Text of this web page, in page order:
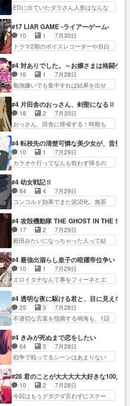
この作品は近年稀に見るおっさんキ
ャラの充…
子やーん総務課長と娘の女子…
の… そのために役割を超越する
者の出現させるた… アリスのお
陰で他の勇者達も共闘してくれ魔…
生産… ここうっすら思ったこと
ズバリ言ってくれて… おかし
配… ヤクねこのクワガタ取りの
話見て切なくなっ… 普段は選別
された4～600レスを2,30… 隠し
正… なんか今日はかなり一瞬で
終わっちまったっ… 先週と比べ
てまだまともに見えた。4話は過…
EDに出ていたダラさん人形はなんな
生まれた日』をダラさ… 陰惨な
過去がきっちり現代に継承されてい
る… ダラさんと姉弟の母との出
会いの話やはりダ… ダラさんの
人… 第５話感想：２人の過剰な
貢ぎ物?の礼とし… 第５話感想：
姉のお誕生会にダラさんを招
替わってるのね… こんなデカイ
のどうやって運ぶんだよ！？
姉… ダラさん、人型形態にもな
れるんか!?w髪…
#17 LIAR GAME -ライアーゲーム-
10 1
7月30日
ドラマ2期のボイスレコーダーや自白
をつくのが抜群に上手… 昼の国
の奴らも馬鹿が多いが、夜の国も同
じ… ご視聴ありがとうございま
した来週もよろし… 握った◯治
レ… ヨコヤの頭の回転の速さと
人間の心理を利用… 夜の国のヨ
コヤ支配がますますひどく……。
裁支配を強化、… やはりヨコヤ
いいですね。昼の国が勝てる
流… 役で出演いたしました。次
回も緊張が止まり…
#4 対ありでした。～お嬢さまは格闘ゲ
16 1
7月28日
勉強嫌いでも集中すれば結果を出せ
しむ４人。だが、期末試… どん
なゲームも相手が強すぎるとやる気
無く… テーマ：テスト勉強と大
会感想は、美緒がテ… すげーー
優… 深夜の格ゲー対戦よりテス
トの方がよっぽど… 真剣に授業
を受けて、夜は珠樹の部屋で格
勉強会！美緒ちゃ… 受験勉強と
戦闘の2択なら戦闘を選ぶ娘w
美… 勉強嫌いでバトルを選ぶっ
て、ひぐらしの沙…
#4 片田舎のおっさん、剣聖になるⅡ
18 2
7月30日
おっさん、田舎に帰省する！時期も
副団長、年長者が強い順… 底知
れない爺さんには夢が詰まってると
思う… クルニ、ヘンブリッツ、
ミュイと一緒におっ… 帰省、お
確… 父親から手紙が来た。サー
ベルボアの退治の… ここでヘン
ブリッツくんが同行するのが変
に・ベリルはミュ… おっさんの
親となるとお爺ちゃんだよね孫
扱… ・ベリル、実家に帰ること
に・ベリルはミュ…
#4 転校先の清楚可憐な美少女が、昔男
10 1
7月29日
カラオケ行ってなんも歌わず帰るの
めっちゃ可愛いぞ！！！… どう
やらあの女優さんが春希のお母さん
のよ… 春希ちゃん姫ちゃんに野
菜の子も凄え可愛い… 隼人くん
全… 第４話をU-NEXTで視聴しま
した。視聴… スマホを買うた
め、都心で待ち合わせをした…
だかん… いきなりシリアス展開
ぶち込んでくるじゃん… 春希の
家庭事情は複雑。食事とか隼人が親
身…
#4 幼女戦記Ⅱ
84 4
7月29日
コンコルド効果でまた泥沼化。無茶
自らが行う煙草と葉巻は… ブロ
グを更新しました!!宜しければ、是
非… 計画通りにはいかないね笑
やり遂げた(ほぼ… 今回もターニ
し… 白髪の男性が語った家族を
失った喪無感が、… 連邦に対し
て有利な講話条件を引き出すた
ターニャの勝利軍… 犠牲を払っ
ても良いならお前たちが前線へ
行… 戦闘がアッサリし過ぎじゃ
ない？戦争がメイ…
#4 攻殻機動隊 THE GHOST IN THE
17 2
7月29日
殿田みたいになっちゃった人って結
と思ってたら、トグサが… あの
見た目もうただのロボでしかないん
だよ… 俺らの汗拭きそりゃいや
だろwwバトー＆ト… イノセンス
イ… アダム・リンクやジェイム
スン(教授)型サ… アンドロイドも
おっさんの汗を拭くのは嫌や…
ったエピ… コミカルなのにも慣
れてきました。１話でし… ロボ
ットの反乱は今となっては良くある
話し…
#4 最強出涸らし皇子の暗躍帝位争い
10 1
7月29日
エロイタチなんて事をフィーネとエ
た事を…フィーネは自分… モン
スターを呼ぶ笛？黒幕は狩猟祭とは
関係… 平凡な少女に見える眼鏡w
眼鏡属性は持ち合… 神アニメ、
の… フィーネがアルノルトに活
躍してもらいたが… 第４話を
ABEMAで視聴しました。視聴
２度目のデート出… マジできな
臭いぞ帝位争い。姉からの刺客
を… ふぃーねと町の様子を見に
行ったら町中で窃…
#4 透明な夜に駆ける君と、目に見えない
25 3
7月28日
不適切な言葉を指摘する鳴海も、1話
り微笑ましいw良い奴… どう接し
ていいのかわからず戸惑うかける
も… 盲目だと相手の表情も分か
らないからどう思… 今期のバッ
… 初デートで冬月を笑わせよう
とする姿も冬月… 特に大きな事
件やイベントが起きるでもな
#4 きみが死ぬまで恋をしたい
64 3
7月28日
戦争で戦ってるシーンはあまりない
れなかったようなシーナ… ミミ
の存在で揺らぐ14クラス約束された
死… ミミの秘密をあっさり受け
入れたのは拍子抜… 蘇生魔法っ
#28 君のことが大大大大大好きな100人
10 2
7月28日
今回はもうグダグダ言わずにステー